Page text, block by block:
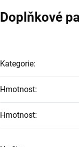
Doplňkové
Kategorie:
Hmotnost:
Hmotnost: